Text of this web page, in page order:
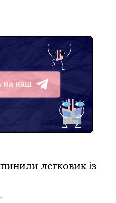
на наш
легковик із